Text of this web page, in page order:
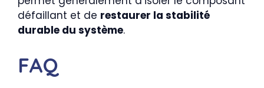
défaillant et de restaurer la stabilité
durable du système.
FAQ